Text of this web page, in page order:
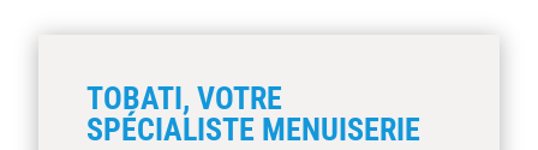
TOBATI, VOTRE
SPÉCIALISTE MENUISERIE